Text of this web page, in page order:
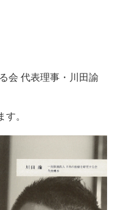
会 代表理事・川田諭
。